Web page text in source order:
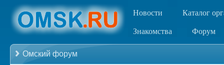
Новости Каталог
Знакомства Форум
Омский форум